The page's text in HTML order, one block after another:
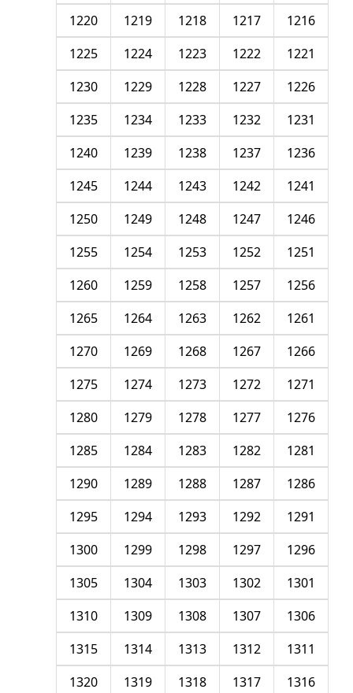
1216
1217
1218
1219
1220
1221
1222
1223
1224
1225
1226
1227
1228
1229
1230
1231
1232
1233
1234
1235
1236
1237
1238
1239
1240
1241
1242
1243
1244
1245
1246
1247
1248
1249
1250
1251
1252
1253
1254
1255
1256
1257
1258
1259
1260
1261
1262
1263
1264
1265
1266
1267
1268
1269
1270
1271
1272
1273
1274
1275
1276
1277
1278
1279
1280
1281
1282
1283
1284
1285
1286
1287
1288
1289
1290
1291
1292
1293
1294
1295
1296
1297
1298
1299
1300
1301
1302
1303
1304
1305
1306
1307
1308
1309
1310
1311
1312
1313
1314
1315
1316
1317
1318
1319
1320